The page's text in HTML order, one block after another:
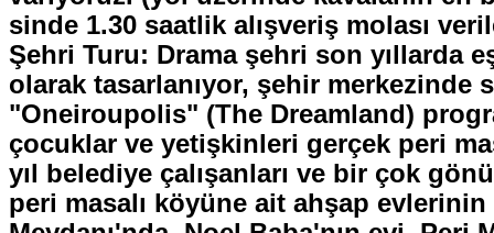
sinde 1.30 saatlik alışveriş molası
Şehri Turu: Drama şehri son yıllarda
olarak tasarlanıyor, şehir merkezinde
"Oneiroupolis" (The Dreamland)
çocuklar ve yetişkinleri gerçek peri
yıl belediye çalışanları ve bir çok
peri masalı köyüne ait ahşap evlerinin